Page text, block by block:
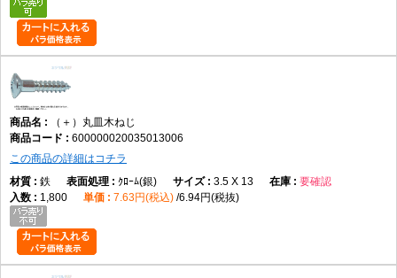
（＋）丸皿木ねじ
600000020035013006
この商品の詳細はコチラ
鉄
ｸﾛｰﾑ(銀) 3.5 X 13
要確認
1,800
7.63円(税込) 6.94円(税抜)